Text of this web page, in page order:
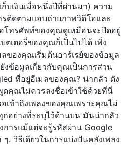
ก็บเงินเมื่อหนึ่งปีที่ผ่านมา) ความ
ติดตามแอบถ่ายภาพวิดีโอและ
โทรศัพท์ของคุณดูเหมือนจะปิดอยู่
ตเตอรี่ของคุณก็เป็นไปได้ เพิ่ง
ของคุณเริ่มต้นอาร์เรย์ของข้อมูล
งข้อมูลเกี่ยวกับคุณเป็นการส่วน
ที่อยู่อีเมลของคุณ? น่ากลัว ดัง
ดคุณไม่ควรลงชื่อเข้าใช้ด้วยที่นี่
เข้าถึงเพลงของคุณเพราะคุณไม่
กอย่างที่ระบุไว้ด้านบน มันน่ากลัว
การแม้แต่จะรู้รหัสผ่าน Google
ๆ. วิธีเดียวในการแบ่งปันคลังเพลง